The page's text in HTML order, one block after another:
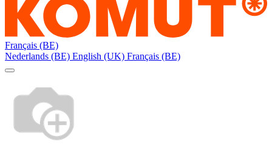
Français (BE)
Nederlands (BE) English (UK) Français (BE)